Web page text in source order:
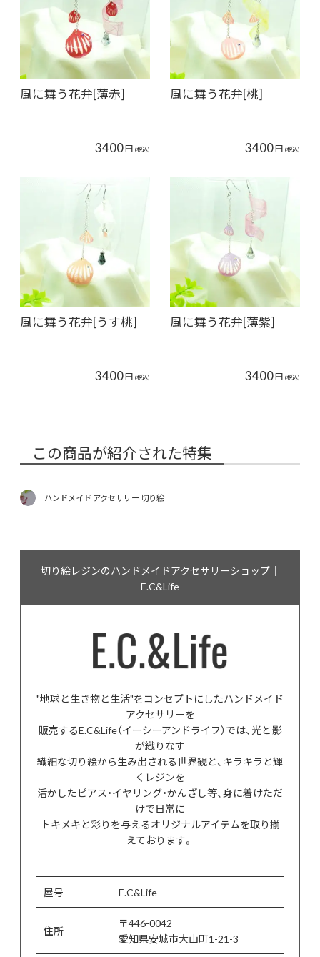
風に舞う花弁[薄赤]
3400円 (税込)
風に舞う花弁[桃]
3400円 (税込)
風に舞う花弁[うす桃]
3400円 (税込)
風に舞う花弁[薄紫]
3400円 (税込)
この商品が紹介された特集
ハンドメイド アクセサリー 切り絵
切り絵レジンのハンドメイドアクセサリーショップ｜
E.C&Life
"地球と生き物と生活"をコンセプトにしたハンドメイド
アクセサリーを
販売するE.C&Life（イーシーアンドライフ）では、光と影
が織りなす
繊細な切り絵から生み出される世界観と、キラキラと輝
くレジンを
活かしたピアス・イヤリング・かんざし等、身に着けただ
けで日常に
トキメキと彩りを与えるオリジナルアイテムを取り揃
えております。
屋号 E.C&Life
住所
〒446-0042
愛知県安城市大山町1-21-3